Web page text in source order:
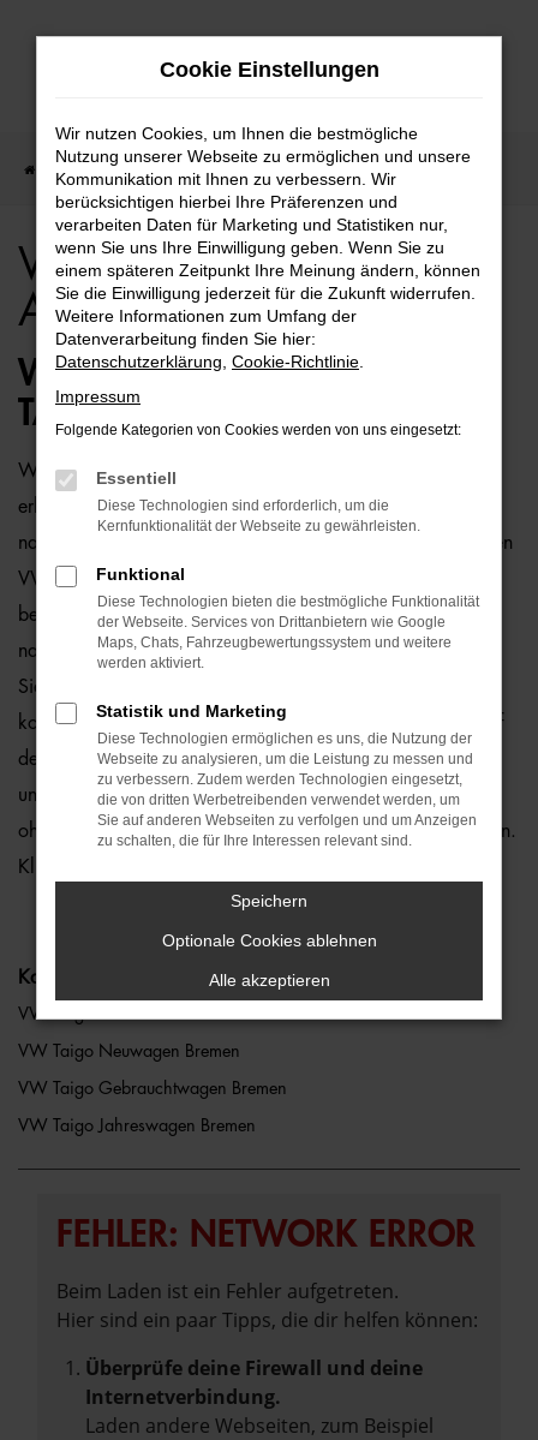
Zum
Startseite Bremen VW VW Taigo für Bremen Top Angebote
VW Taigo für Bremen Top
Angebote
WIE WÄRE ES MIT EINEM VW
TAIGO FÜR BREMEN?
Wer zu uns und damit zur Auto-Familie Ostermaier kommt,
erhält viele Vorschläge rund um die Mobilität. Das gilt
natürlich auch für Bremen und Umgebung, wo wir gerne den
VW Taigo empfehlen. Die Rede ist von einem rundum
bewährten und zuverlässigen Fahrzeug, das perfekt zu
nahezu jedem Anspruch in Bremen passt. Gerne lassen wir
Sie bei uns vor Ort einsteigen oder übernehmen die
komplette Beratung auf digitalem Weg. Der Vorteil liegt auf
der Hand, denn so erhalten Sie Ihren VW Taigo frei Haus
und erfreuen sich an der direkten Lieferung nach Bremen
ohne für den Autokauf Ihre eigenen vier Wände zu verlassen.
Klingt gut? Dann kontaktieren Sie uns noch heute.
Kategorie
VW Taigo Bremen
VW Taigo Neuwagen Bremen
VW Taigo Gebrauchtwagen Bremen
VW Taigo Jahreswagen Bremen
FEHLER: NETWORK ERROR
Beim Laden ist ein Fehler aufgetreten.
Hier sind ein paar Tipps, die dir helfen können:
Überprüfe deine Firewall und deine
Internetverbindung.
Laden andere Webseiten, zum Beispiel
Cookie Einstellungen
Wir nutzen Cookies, um Ihnen die bestmögliche
Nutzung unserer Webseite zu ermöglichen und unsere
Kommunikation mit Ihnen zu verbessern. Wir
berücksichtigen hierbei Ihre Präferenzen und
verarbeiten Daten für Marketing und Statistiken nur,
wenn Sie uns Ihre Einwilligung geben. Wenn Sie zu
einem späteren Zeitpunkt Ihre Meinung ändern, können
Sie die Einwilligung jederzeit für die Zukunft widerrufen.
Weitere Informationen zum Umfang der
Datenverarbeitung finden Sie hier:
Datenschutzerklärung Cookie-Richtlinie
Impressum
Folgende Kategorien von Cookies werden von uns eingesetzt:
Essentiell
Diese Technologien sind erforderlich, um die
Kernfunktionalität der Webseite zu gewährleisten.
Funktional
Diese Technologien bieten die bestmögliche Funktionalität
der Webseite. Services von Drittanbietern wie Google
Maps, Chats, Fahrzeugbewertungssystem und weitere
werden aktiviert.
Statistik und Marketing
Diese Technologien ermöglichen es uns, die Nutzung der
Webseite zu analysieren, um die Leistung zu messen und
zu verbessern. Zudem werden Technologien eingesetzt,
die von dritten Werbetreibenden verwendet werden, um
Sie auf anderen Webseiten zu verfolgen und um Anzeigen
zu schalten, die für Ihre Interessen relevant sind.
Speichern
Optionale Cookies ablehnen
Alle akzeptieren